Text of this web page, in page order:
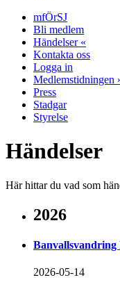
mfÖrSJ
Bli medlem
Händelser «
Kontakta oss
Logga in
Medlemstidningen
Press
Stadgar
Styrelse
Händelser
Här hittar du vad som
2026
2026-05-14